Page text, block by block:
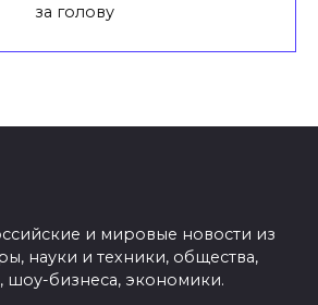
за голову
и мировые новости из
науки и техники, общества,
шоу-бизнеса, экономики.